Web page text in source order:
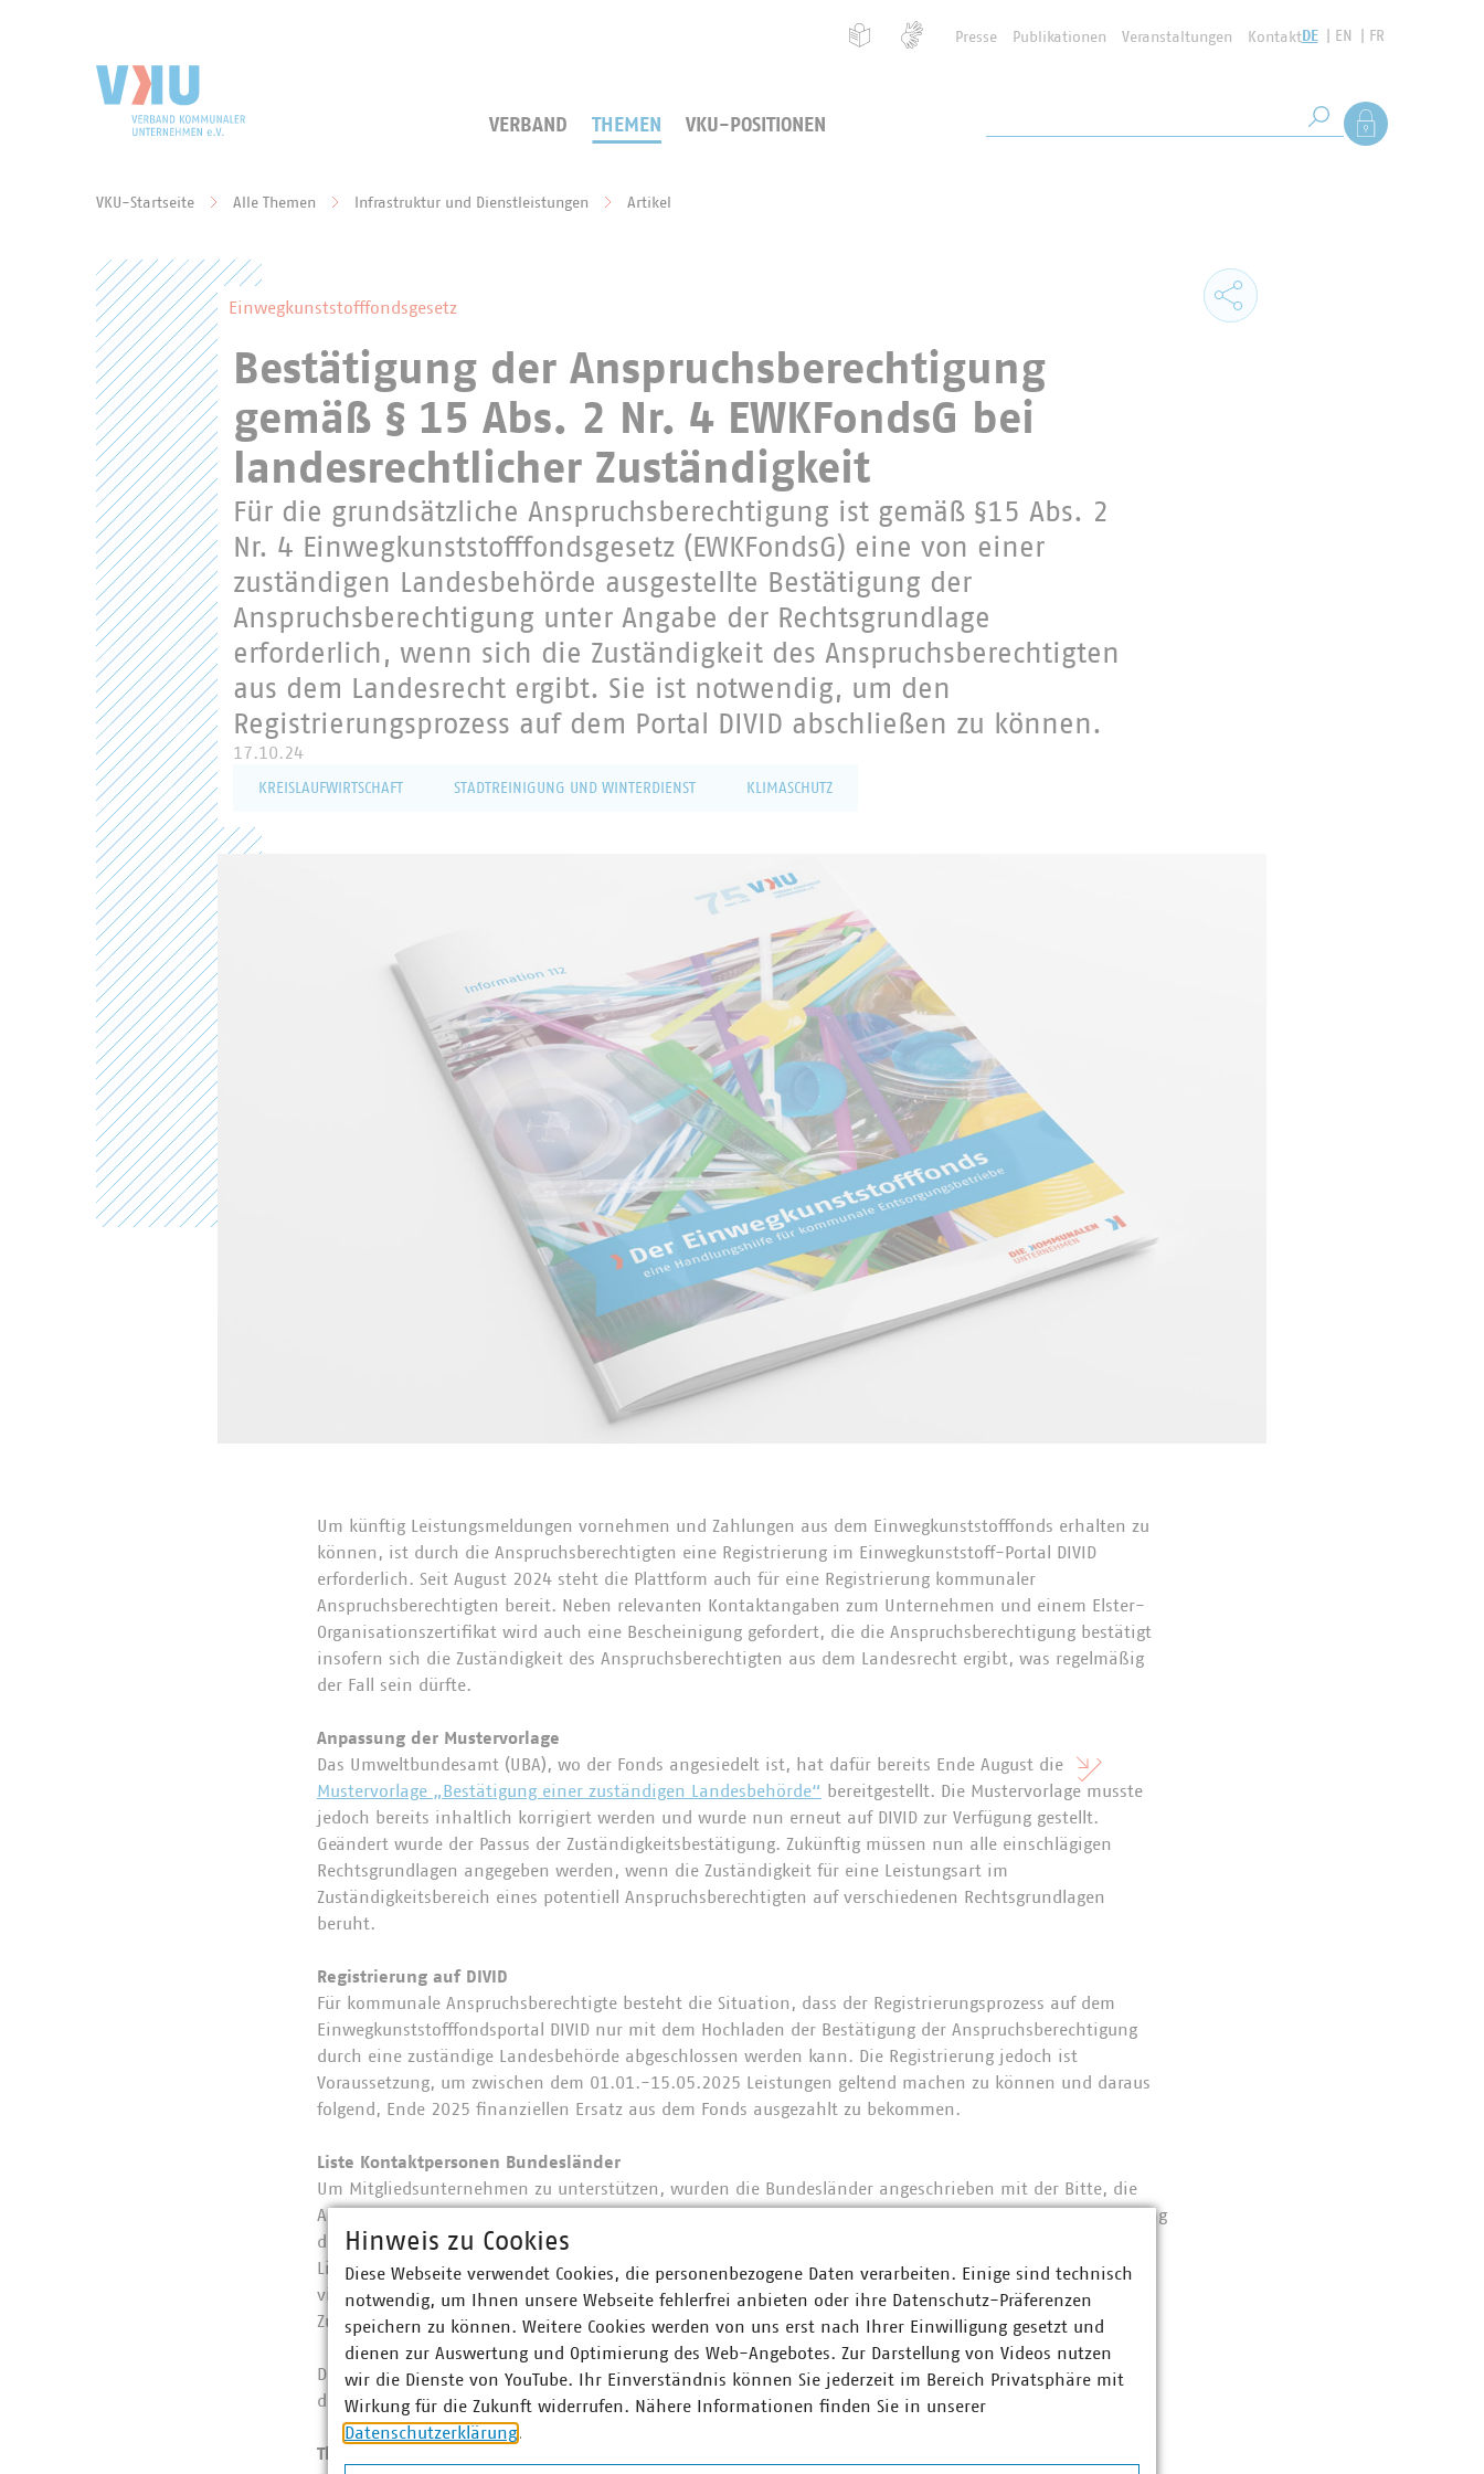
Presse Publikationen Veranstaltungen KontaktDE EN FR
VERBAND THEMEN VKU-POSITIONEN Suche starten
Als Mitglied
VKU-Startseite Alle Themen Infrastruktur und Dienstleistungen Artikel
Einwegkunststofffondsgesetz
Bestätigung der Anspruchsberechtigung
gemäß § 15 Abs. 2 Nr. 4 EWKFondsG bei
landesrechtlicher Zuständigkeit
Für die grundsätzliche Anspruchsberechtigung ist gemäß §15 Abs. 2
Nr. 4 Einwegkunststofffondsgesetz (EWKFondsG) eine von einer
zuständigen Landesbehörde ausgestellte Bestätigung der
Anspruchsberechtigung unter Angabe der Rechtsgrundlage
erforderlich, wenn sich die Zuständigkeit des Anspruchsberechtigten
aus dem Landesrecht ergibt. Sie ist notwendig, um den
Registrierungsprozess auf dem Portal DIVID abschließen zu können.
17.10.24
KREISLAUFWIRTSCHAFT STADTREINIGUNG UND WINTERDIENST KLIMASCHUTZ
Um künftig Leistungsmeldungen vornehmen und Zahlungen aus dem Einwegkunststofffonds erhalten zu
können, ist durch die Anspruchsberechtigten eine Registrierung im Einwegkunststoff-Portal DIVID
erforderlich. Seit August 2024 steht die Plattform auch für eine Registrierung kommunaler
Anspruchsberechtigten bereit. Neben relevanten Kontaktangaben zum Unternehmen und einem Elster-
Organisationszertifikat wird auch eine Bescheinigung gefordert, die die Anspruchsberechtigung bestätigt
insofern sich die Zuständigkeit des Anspruchsberechtigten aus dem Landesrecht ergibt, was regelmäßig
der Fall sein dürfte.
Anpassung der Mustervorlage
Das Umweltbundesamt (UBA), wo der Fonds angesiedelt ist, hat dafür bereits Ende August die
Mustervorlage „Bestätigung einer zuständigen Landesbehörde“
bereitgestellt. Die Mustervorlage musste
jedoch bereits inhaltlich korrigiert werden und wurde nun erneut auf DIVID zur Verfügung gestellt.
Geändert wurde der Passus der Zuständigkeitsbestätigung. Zukünftig müssen nun alle einschlägigen
Rechtsgrundlagen angegeben werden, wenn die Zuständigkeit für eine Leistungsart im
Zuständigkeitsbereich eines potentiell Anspruchsberechtigten auf verschiedenen Rechtsgrundlagen
beruht.
Registrierung auf DIVID
Für kommunale Anspruchsberechtigte besteht die Situation, dass der Registrierungsprozess auf dem
Einwegkunststofffondsportal DIVID nur mit dem Hochladen der Bestätigung der Anspruchsberechtigung
durch eine zuständige Landesbehörde abgeschlossen werden kann. Die Registrierung jedoch ist
Voraussetzung, um zwischen dem 01.01.-15.05.2025 Leistungen geltend machen zu können und daraus
folgend, Ende 2025 finanziellen Ersatz aus dem Fonds ausgezahlt zu bekommen.
Liste Kontaktpersonen Bundesländer
Um Mitgliedsunternehmen zu unterstützen, wurden die Bundesländer angeschrieben mit der Bitte, die
Ansprechpartner und Kontaktpersonen zu benennen, die in den einzelnen Bundesländern die Bestätigung
der Anspruchsberechtigung ausstellen können. Die entsprechenden Rückmeldungen haben wir in eine
Liste aufgenommen, die wir Ihnen gern zur Verfügung stellen. Die Liste ist aktuell nicht vollständig, da
viele Bundesländer zum jetzigen Zeitpunkt keine feste Ansprechperson benennen können bzw. die
Zuständigkeiten nicht final entschieden haben.
Die Liste ist daher als „laufendes Dokument“ zu betrachten. Sollten Ihnen Kontakte vorliegen, die bis
dato nicht in der Liste enthalten sind, so melden Sie uns diese gern.
Themenpapier und Infoschrift
Hinweis zu Cookies
Diese Webseite verwendet Cookies, die personenbezogene Daten verarbeiten. Einige sind technisch
notwendig, um Ihnen unsere Webseite fehlerfrei anbieten oder ihre Datenschutz-Präferenzen
speichern zu können. Weitere Cookies werden von uns erst nach Ihrer Einwilligung gesetzt und
dienen zur Auswertung und Optimierung des Web-Angebotes. Zur Darstellung von Videos nutzen
wir die Dienste von YouTube. Ihr Einverständnis können Sie jederzeit im Bereich Privatsphäre mit
Wirkung für die Zukunft widerrufen. Nähere Informationen finden Sie in unserer
Datenschutzerklärung.